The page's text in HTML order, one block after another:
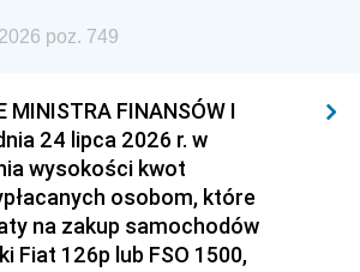
poz. 749
MINISTRA FINANSÓW I
24 lipca 2026 r. w
wysokości kwot
osobom, które
na zakup samochodów
Fiat 126p lub FSO 1500,